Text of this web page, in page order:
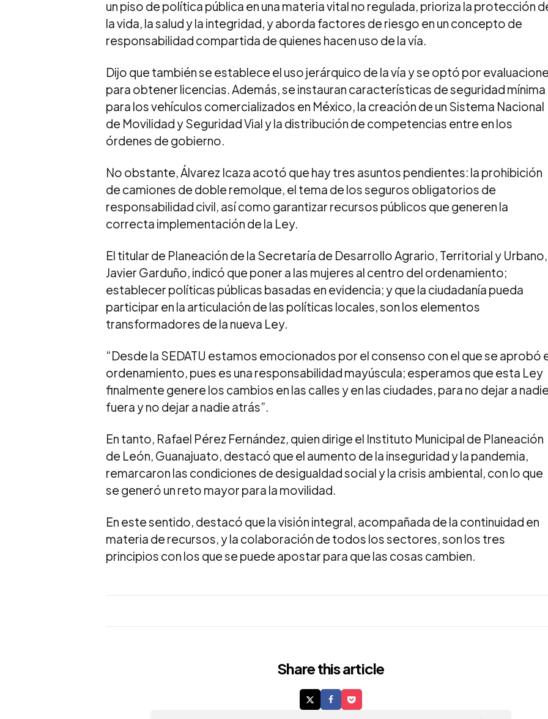
un piso de política pública en una materia vital no regulada, prioriza la protección
la vida, la salud y la integridad, y aborda factores de riesgo en un concepto de
responsabilidad compartida de quienes hacen uso de la vía.
Dijo que también se establece el uso jerárquico de la vía y se optó por
para obtener licencias. Además, se instauran características de seguridad mínima
para los vehículos comercializados en México, la creación de un Sistema Nacional
de Movilidad y Seguridad Vial y la distribución de competencias entre en los
órdenes de gobierno.
No obstante, Álvarez Icaza acotó que hay tres asuntos pendientes: la prohibición
de camiones de doble remolque, el tema de los seguros obligatorios de
responsabilidad civil, así como garantizar recursos públicos que generen la
correcta implementación de la Ley.
El titular de Planeación de la Secretaría de Desarrollo Agrario, Territorial y Urbano,
Javier Garduño, indicó que poner a las mujeres al centro del ordenamiento;
establecer políticas públicas basadas en evidencia; y que la ciudadanía pueda
participar en la articulación de las políticas locales, son los elementos
transformadores de la nueva Ley.
“Desde la SEDATU estamos emocionados por el consenso con el que se aprobó
ordenamiento, pues es una responsabilidad mayúscula; esperamos que esta Ley
finalmente genere los cambios en las calles y en las ciudades, para no dejar a
fuera y no dejar a nadie atrás”.
En tanto, Rafael Pérez Fernández, quien dirige el Instituto Municipal de Planeación
de León, Guanajuato, destacó que el aumento de la inseguridad y la pandemia,
remarcaron las condiciones de desigualdad social y la crisis ambiental, con lo que
se generó un reto mayor para la movilidad.
En este sentido, destacó que la visión integral, acompañada de la continuidad en
materia de recursos, y la colaboración de todos los sectores, son los tres
principios con los que se puede apostar para que las cosas cambien.
Sharethis article